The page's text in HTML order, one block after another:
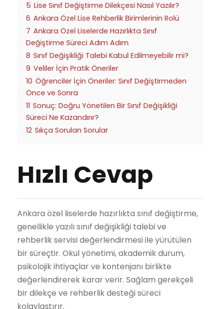
5 Lise Sınıf Değiştirme Dilekçesi Nasıl Yazılır?
6 Ankara Özel Lise Rehberlik Birimlerinin Rolü
7 Ankara Özel Liselerde Hazırlıkta Sınıf
Değiştirme Süreci Adım Adım
8 Sınıf Değişikliği Talebi Kabul Edilmeyebilir mi?
9 Veliler İçin Pratik Öneriler
10 Öğrenciler İçin Öneriler: Sınıf Değiştirmeden
Önce ve Sonra
11 Sonuç: Doğru Yönetilen Bir Sınıf Değişikliği
Süreci Ne Kazandırır?
12 Sıkça Sorulan Sorular
Hızlı Cevap
Ankara özel liselerde hazırlıkta sınıf değiştirme,
genellikle yazılı sınıf değişikliği talebi ve
rehberlik servisi değerlendirmesi ile yürütülen
bir süreçtir. Okul yönetimi, akademik durum,
psikolojik ihtiyaçlar ve kontenjanı birlikte
değerlendirerek karar verir. Sağlam gerekçeli
bir dilekçe ve rehberlik desteği süreci
kolaylaştırır.